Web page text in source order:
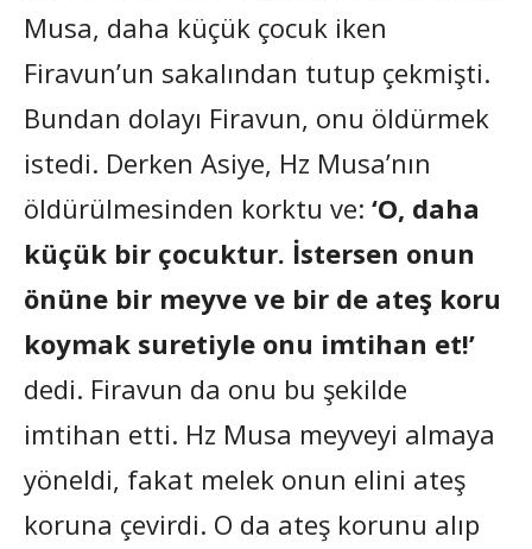
Musa, daha küçük çocuk iken
Firavun’un sakalından tutup çekmişti.
Bundan dolayı Firavun, onu öldürmek
istedi. Derken Asiye, Hz Musa’nın
öldürülmesinden korktu ve: ‘O, daha
küçük bir çocuktur. İstersen onun
önüne bir meyve ve bir de ateş koru
koymak suretiyle onu imtihan et!’
dedi. Firavun da onu bu şekilde
imtihan etti. Hz Musa meyveyi almaya
yöneldi, fakat melek onun elini ateş
koruna çevirdi. O da ateş korunu alıp